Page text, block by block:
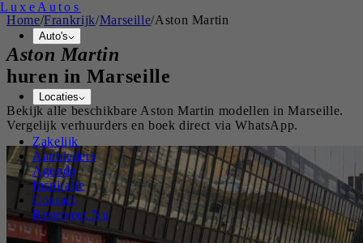
Luxe Autos
Auto's
Locaties
Zakelijk
Aanbieders
Agenda
Inspiratie
Contact
Reserveer Nu
Home/Frankrijk/Marseille/Aston Martin
Aston Martin
huren in Marseille
Bekijk alle beschikbare Aston Martin modellen inMarseille.
Vergelijk verhuurders en boek direct via WhatsApp.